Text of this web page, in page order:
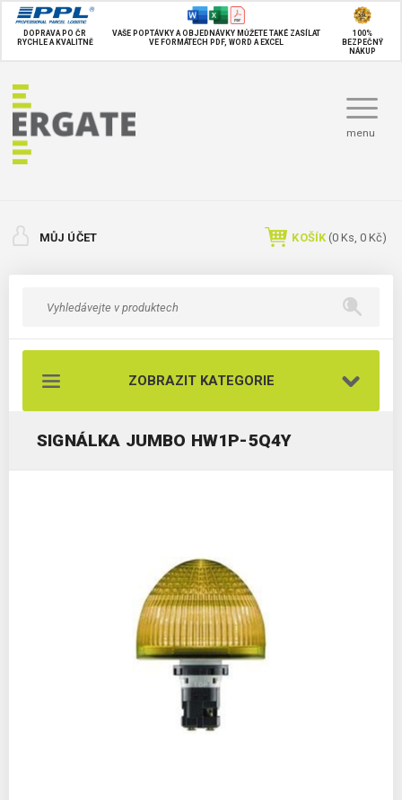
DOPRAVA PO ČR
RYCHLE A KVALITNĚ
VAŠE POPTÁVKY A OBJEDNÁVKY MŮŽETE TAKÉ ZASÍLAT
VE FORMÁTECH PDF, WORD A EXCEL
100%
BEZPEČNÝ
NÁKUP
menu
MŮJ ÚČET KOŠÍK (0 Ks, 0 Kč)
ZOBRAZIT KATEGORIE
SIGNÁLKA JUMBO HW1P-5Q4Y